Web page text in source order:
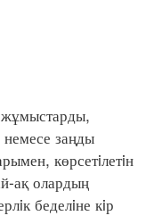
немесе заңды
көрсетiлетiн
ақ олардың
беделiне кiр